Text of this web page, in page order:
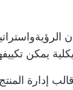
الرؤية
يمكن
قالب إدارة المنتج